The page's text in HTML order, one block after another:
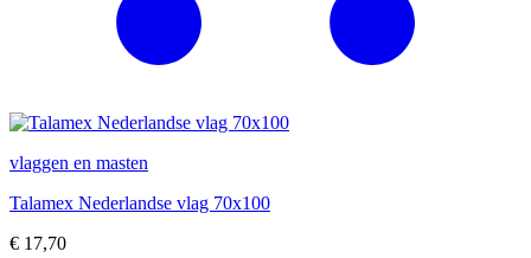
vlaggen en masten
Talamex Nederlandse vlag 70x100
€ 17,70